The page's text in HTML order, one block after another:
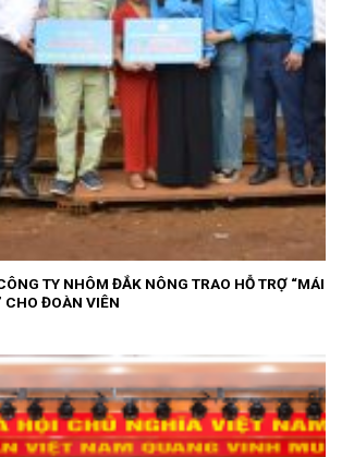
TY NHÔM ĐẮK NÔNG TRAO HỖ TRỢ “MÁI
CHO ĐOÀN VIÊN